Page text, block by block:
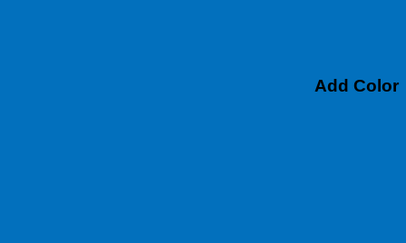
Add Color